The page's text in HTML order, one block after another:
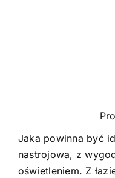
Jaka powinna być
nastrojowa, z
oświetleniem. Z